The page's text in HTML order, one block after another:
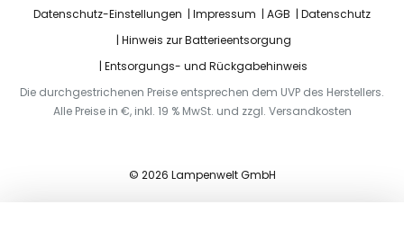
Datenschutz-Einstellungen Impressum AGB
Datenschutz
Hinweis zur Batterieentsorgung
Entsorgungs- und Rückgabehinweis
Die durchgestrichenen Preise entsprechen dem UVP des Herstellers.
Alle Preise in €, inkl. 19 % MwSt. und zzgl. Versandkosten
© 2026 Lampenwelt GmbH